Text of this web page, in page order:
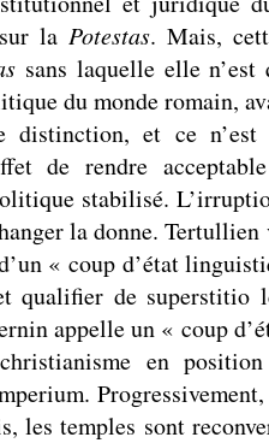
la Potestas. Mais,
sans laquelle elle
du monde romain,
distinction, et ce n’est
de rendre
stabilisé.
la donne. Tertullien
« coup d’état
qualifier de superstitio
appelle un « coup
en
les temples sont